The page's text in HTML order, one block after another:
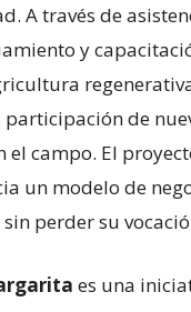
A través de
y
de
el campo. El
un modelo de
perder su
es una